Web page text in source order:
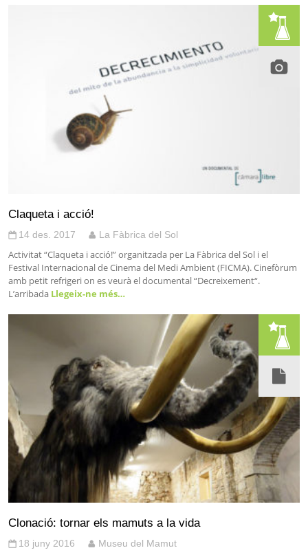
Claqueta i acció!
14 des. 2017 La Fàbrica del Sol
Activitat “Claqueta i acció!” organitzada per La Fàbrica del Sol i el
Festival Internacional de Cinema del Medi Ambient (FICMA). Cinefòrum
amb petit refrigeri on es veurà el documental “Decreixement“.
L’arribada Llegeix-ne més…
Clonació: tornar els mamuts a la vida
18 juny 2016 Museu del Mamut